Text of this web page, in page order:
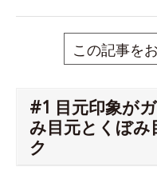
この記事を
#1 目元印象が
み目元とくぼ
ク